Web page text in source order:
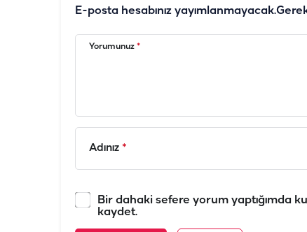
E-posta hesabınız yayımlanmayacak.
Yorumunuz *
Adınız *
Bir dahaki sefere yorum yaptığımda
kaydet.